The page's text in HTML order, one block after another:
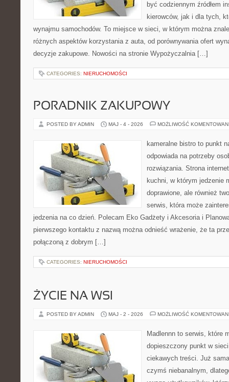
być codziennym źródłem
kierowców, jak i dla tych,
wynajmu samochodów. To miejsce w sieci, w którym można
różnych aspektów korzystania z auta, od porównywania ofert
decyzje zakupowe. Nowości na stronie Wypożyczalnia […]
CATEGORIES: NIERUCHOMOŚCI
PORADNIK ZAKUPOWY
POSTED BY ADMIN MAJ - 4 - 2026 MOŻLIWOŚĆ
kameralne bistro to punkt
odpowiada na potrzeby
rozwiązania. Strona
kuchni, w którym jedzenie
doprawione, ale również
serwis, która może
jedzenia na co dzień. Polecam Eko Gadżety i Akcesoria i
pierwszego kontaktu z nazwą można odnieść wrażenie, że ta
połączoną z dobrym […]
CATEGORIES: NIERUCHOMOŚCI
ŻYCIE NA WSI
POSTED BY ADMIN MAJ - 2 - 2026 MOŻLIWOŚĆ
Madlennn to serwis, które
dopieszczony punkt w
ciekawych treści. Już
czymś niebanalnym,